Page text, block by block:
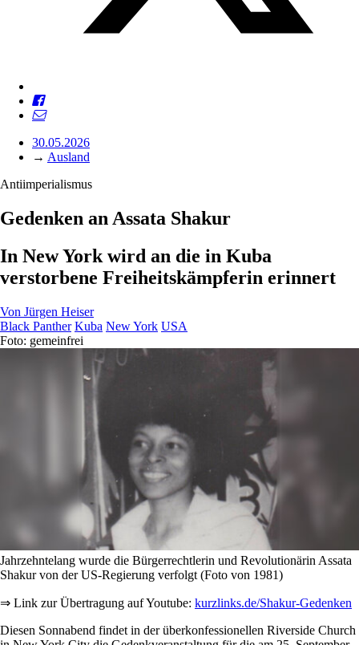
30.05.2026
→ Ausland
Antiimperialismus
Gedenken an Assata Shakur
In New York wird an die in Kuba
verstorbene Freiheitskämpferin erinnert
Von Jürgen Heiser
Black Panther Kuba New York USA
Foto: gemeinfrei
Jahrzehntelang wurde die Bürgerrechtlerin und Revolutionärin Assata
Shakur von der US-Regierung verfolgt (Foto von 1981)
⇒ Link zur Übertragung auf ­Youtube: kurzlinks.de/­Shakur-Gedenken
Diesen Sonnabend findet in der überkonfessionellen Riverside Church